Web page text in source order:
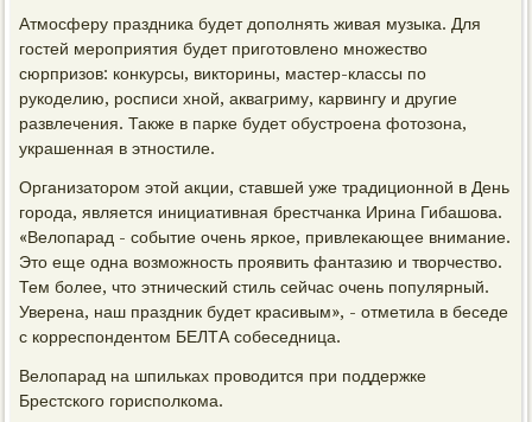
Атмосферу праздника будет дополнять живая музыка. Для
гостей мероприятия будет приготовлено множество
сюрпризов: конкурсы, викторины, мастер-классы по
рукоделию, росписи хной, аквагриму, карвингу и другие
развлечения. Также в парке будет обустроена фотозона,
украшенная в этностиле.
Организатором этой акции, ставшей уже традиционной в День
города, является инициативная брестчанка Ирина Гибашова.
«Велопарад - событие очень яркое, привлекающее внимание.
Это еще одна возможность проявить фантазию и творчество.
Тем более, что этнический стиль сейчас очень популярный.
Уверена, наш праздник будет красивым», - отметила в беседе
с корреспондентом БЕЛТА собеседница.
Велопарад на шпильках проводится при поддержке
Брестского горисполкома.